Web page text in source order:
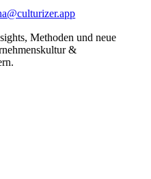
Methoden und neue
&